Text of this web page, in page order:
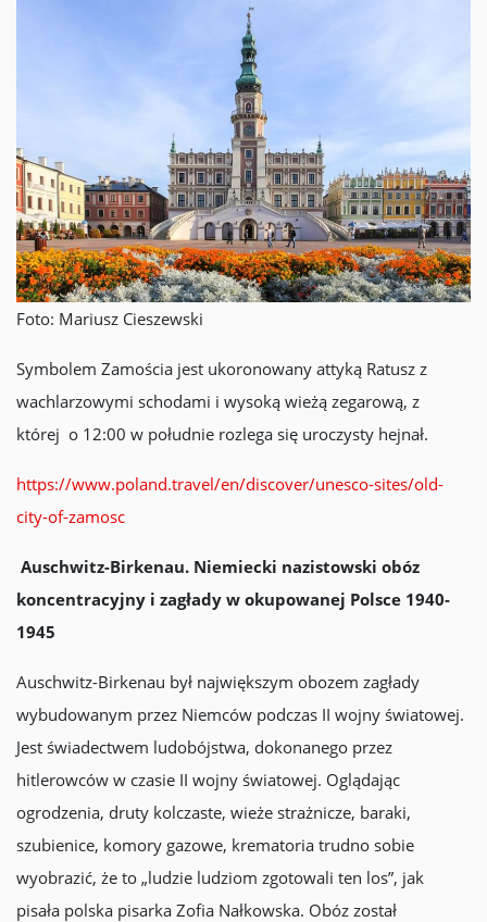
Foto: Mariusz Cieszewski
Symbolem Zamościa jest ukoronowany attyką Ratusz z
wachlarzowymi schodami i wysoką wieżą zegarową, z
której o 12:00 w południe rozlega się uroczysty hejnał.
https://www.poland.travel/en/discover/unesco-sites/old-
city-of-zamosc
Auschwitz-Birkenau. Niemiecki nazistowski obóz
koncentracyjny i zagłady w okupowanej Polsce 1940-
1945
Auschwitz-Birkenau był największym obozem zagłady
wybudowanym przez Niemców podczas II wojny światowej.
Jest świadectwem ludobójstwa, dokonanego przez
hitlerowców w czasie II wojny światowej. Oglądając
ogrodzenia, druty kolczaste, wieże strażnicze, baraki,
szubienice, komory gazowe, krematoria trudno sobie
wyobrazić, że to „ludzie ludziom zgotowali ten los”, jak
pisała polska pisarka Zofia Nałkowska. Obóz został